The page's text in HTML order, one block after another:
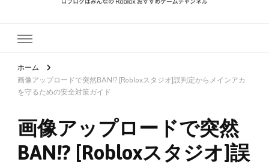
ホーム
画像アップロードで突然BAN!? [Robloxスタジオ]誤判定からメインアカ
を守るための安全対策ガイド
画像アップロードで突然
BAN!? [Robloxスタジオ]誤